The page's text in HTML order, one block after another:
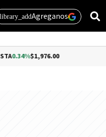
library_addAgreganos